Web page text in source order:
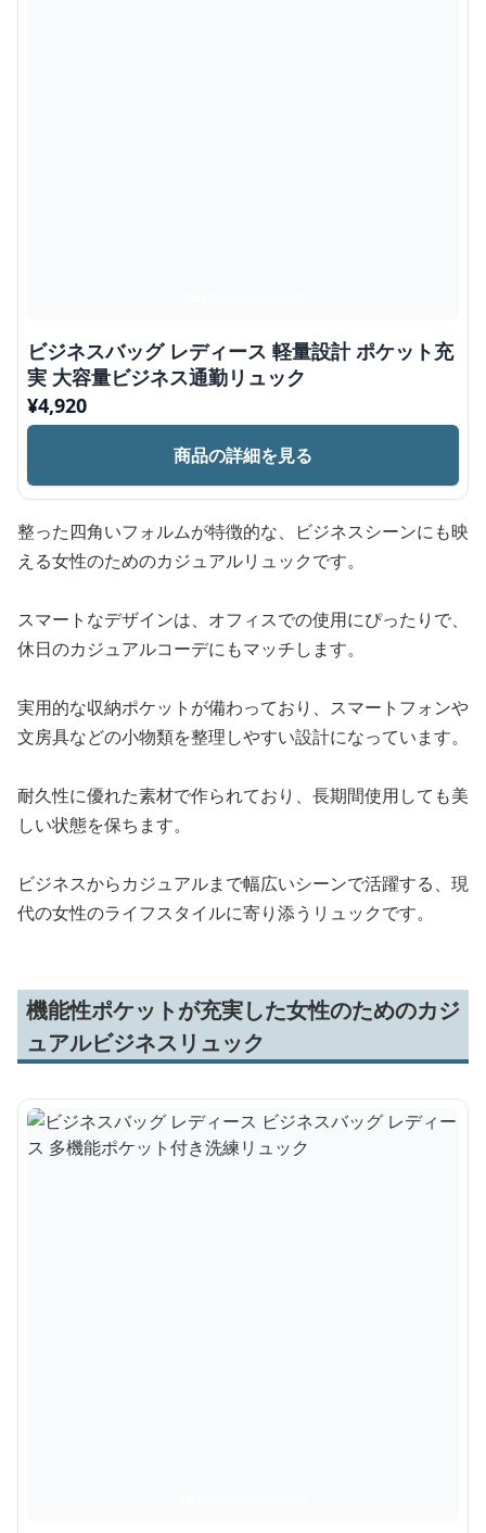
ビジネスバッグ レディース 軽量設計 ポケット充
実 大容量ビジネス通勤リュック
¥4,920
商品の詳細を見る
整った四角いフォルムが特徴的な、ビジネスシーンにも映
える女性のためのカジュアルリュックです。
スマートなデザインは、オフィスでの使用にぴったりで、
休日のカジュアルコーデにもマッチします。
実用的な収納ポケットが備わっており、スマートフォンや
文房具などの小物類を整理しやすい設計になっています。
耐久性に優れた素材で作られており、長期間使用しても美
しい状態を保ちます。
ビジネスからカジュアルまで幅広いシーンで活躍する、現
代の女性のライフスタイルに寄り添うリュックです。
機能性ポケットが充実した女性のためのカジ
ュアルビジネスリュック